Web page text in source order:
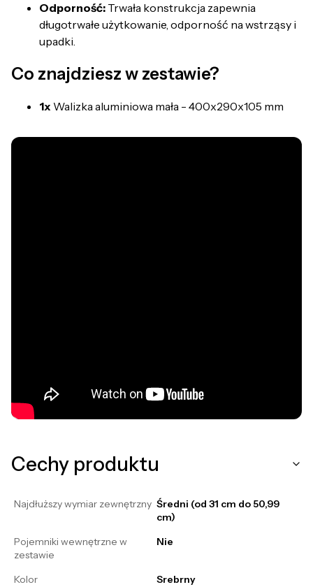
Odporność: Trwała konstrukcja zapewnia
długotrwałe użytkowanie, odporność na wstrząsy i
upadki.
Co znajdziesz w zestawie?
1x Walizka aluminiowa mała - 400x290x105 mm
Cechy produktu
Najdłuższy wymiar zewnętrzny Średni (od 31 cm do 50,99
cm)
Pojemniki wewnętrzne w
zestawie
Nie
Kolor
Srebrny